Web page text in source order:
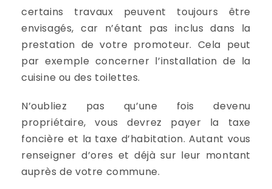
certains travaux peuvent toujours être
envisagés, car n’étant pas inclus dans la
prestation de votre promoteur. Cela peut
par exemple concerner l’installation de la
cuisine ou des toilettes.
N’oubliez pas qu’une fois devenu
propriétaire, vous devrez payer la taxe
foncière et la taxe d’habitation. Autant vous
renseigner d’ores et déjà sur leur montant
auprès de votre commune.